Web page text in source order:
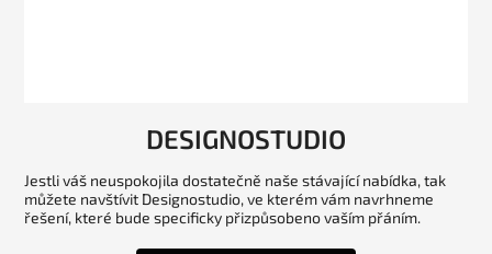
DESIGNOSTUDIO
Jestli váš neuspokojila dostatečně naše stávající nabídka, tak
můžete navštívit Designostudio, ve kterém vám navrhneme
řešení, které bude specificky přizpůsobeno vaším přáním.